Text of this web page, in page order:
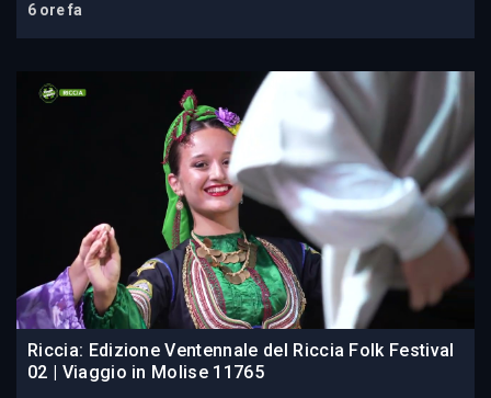
6 ore fa
Riccia: Edizione Ventennale del Riccia Folk Festival
02 | Viaggio in Molise 11765